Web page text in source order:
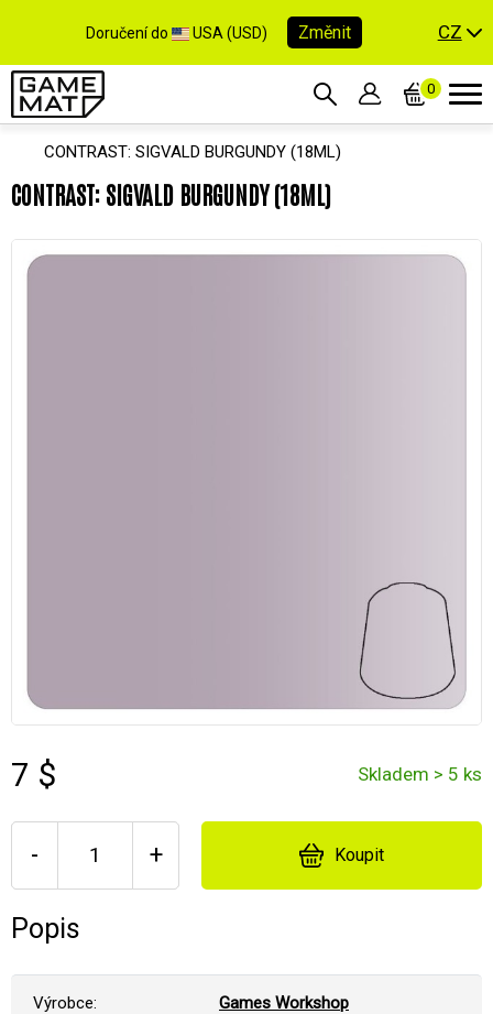
Doručení do USA (USD) Změnit CZ
0
CONTRAST: SIGVALD BURGUNDY (18ML)
CONTRAST: SIGVALD BURGUNDY (18ML)
7 $ Skladem > 5 ks
- + Koupit
Popis
Výrobce: Games Workshop